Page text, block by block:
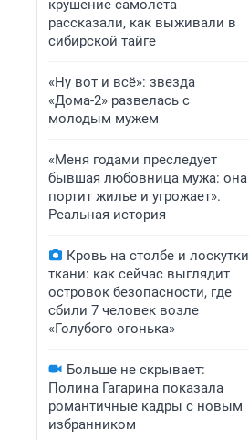
крушение самолета
рассказали, как выживали в
сибирской тайге
«Ну вот и всё»: звезда
«Дома-2» развелась с
молодым мужем
«Меня годами преследует
бывшая любовница мужа: она
портит жилье и угрожает».
Реальная история
Кровь на столбе и лоскутки
ткани: как сейчас выглядит
островок безопасности, где
сбили 7 человек возле
«Голубого огонька»
Больше не скрывает:
Полина Гагарина показала
романтичные кадры с новым
избранником